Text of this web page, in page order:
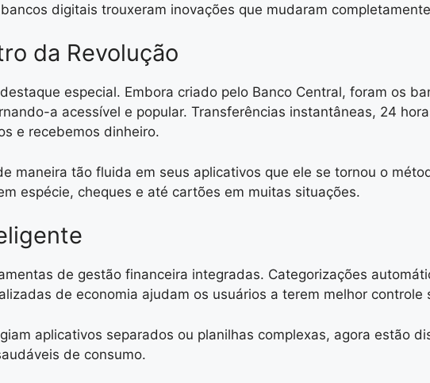
digitais trouxeram inovações que mudaram
da Revolução
especial. Embora criado pelo Banco Central, foram os
a acessível e popular. Transferências instantâneas, 24
e recebemos dinheiro.
maneira tão fluida em seus aplicativos que ele se tornou o
espécie, cheques e até cartões em muitas situações.
de gestão financeira integradas. Categorizações
de economia ajudam os usuários a terem melhor controle
aplicativos separados ou planilhas complexas, agora estão
de consumo.